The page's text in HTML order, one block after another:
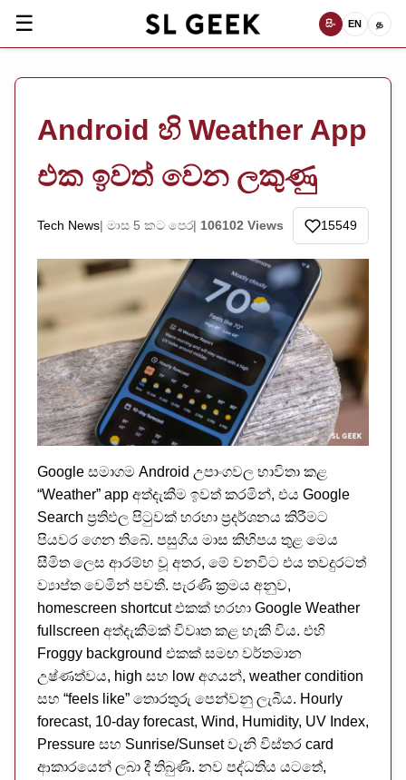
☰ සිං EN த
Android හි Weather App
එක ඉවත් වෙන ලකුණු
Tech News මාස 5 කට පෙර 106102 Views 15549
Google සමාගම Android උපාංගවල භාවිතා කළ
“Weather” app අත්දැකීම ඉවත් කරමින්, එය Google
Search ප්‍රතිඵල පිටුවක් හරහා ප්‍රදර්ශනය කිරීමට
පියවර ගෙන තිබේ. පසුගිය මාස කිහිපය තුළ මෙය
සීමිත ලෙස ආරම්භ වූ අතර, මේ වනවිට එය තවදුරටත්
ව්‍යාප්ත වෙමින් පවතී. පැරණි ක්‍රමය අනුව,
homescreen shortcut එකක් හරහා Google Weather
fullscreen අත්දැකීමක් විවෘත කළ හැකි විය. එහි
Froggy background එකක් සමඟ වර්තමාන
උෂ්ණත්වය, high සහ low අගයන්, weather condition
සහ “feels like” තොරතුරු පෙන්වනු ලැබීය. Hourly
forecast, 10-day forecast, Wind, Humidity, UV Index,
Pressure සහ Sunrise/Sunset වැනි විස්තර card
ආකාරයෙන් ලබා දී තිබුණි. නව පද්ධතිය යටතේ,